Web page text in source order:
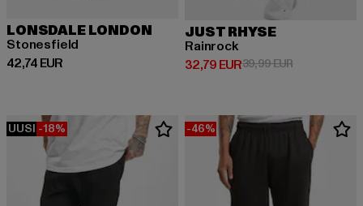
LONSDALE LONDON
Stonesfield
42,74 EUR
Ajankohtainen hinta: 42,74 EUR
JUST RHYSE
Rainrock
32,79 EUR
Ajankohtainen hinta: 32,79 EUR
39,99 EUR
UUSI -18% -46%